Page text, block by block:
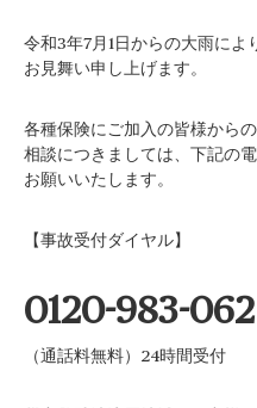
令和3年7月1日からの大雨によ
お見舞い申し上げます。
各種保険にご加入の皆様から
相談につきましては、下記の
お願いいたします。
【事故受付ダイヤル】
0120-983-062
（通話料無料）24時間受付